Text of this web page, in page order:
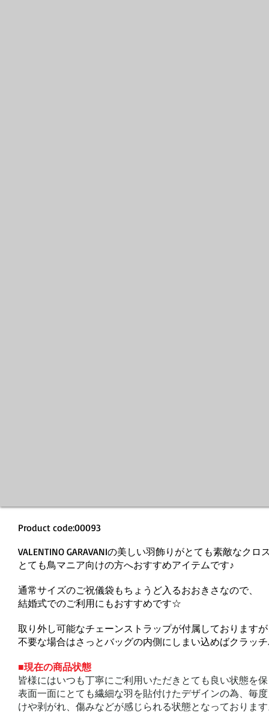
Product code:00093
VALENTINO GARAVANIの美しい羽飾りがとても素敵なク
とても鳥マニア向けの方へおすすめアイテムです♪
通常サイズのご祝儀袋もちょうど入るおおきさなので、
結婚式でのご利用にもおすすめです☆
取り外し可能なチェーンストラップが付属しております
不要な場合はさっとバッグの内側にしまい込めばクラッ
■現在の商品状態
皆様にはいつも丁寧にご利用いただきとても良い状態を
表面一面にとても繊細な羽を貼付けたデザインの為、毎
けや剥がれ、傷みなどが感じられる状態となっておりま